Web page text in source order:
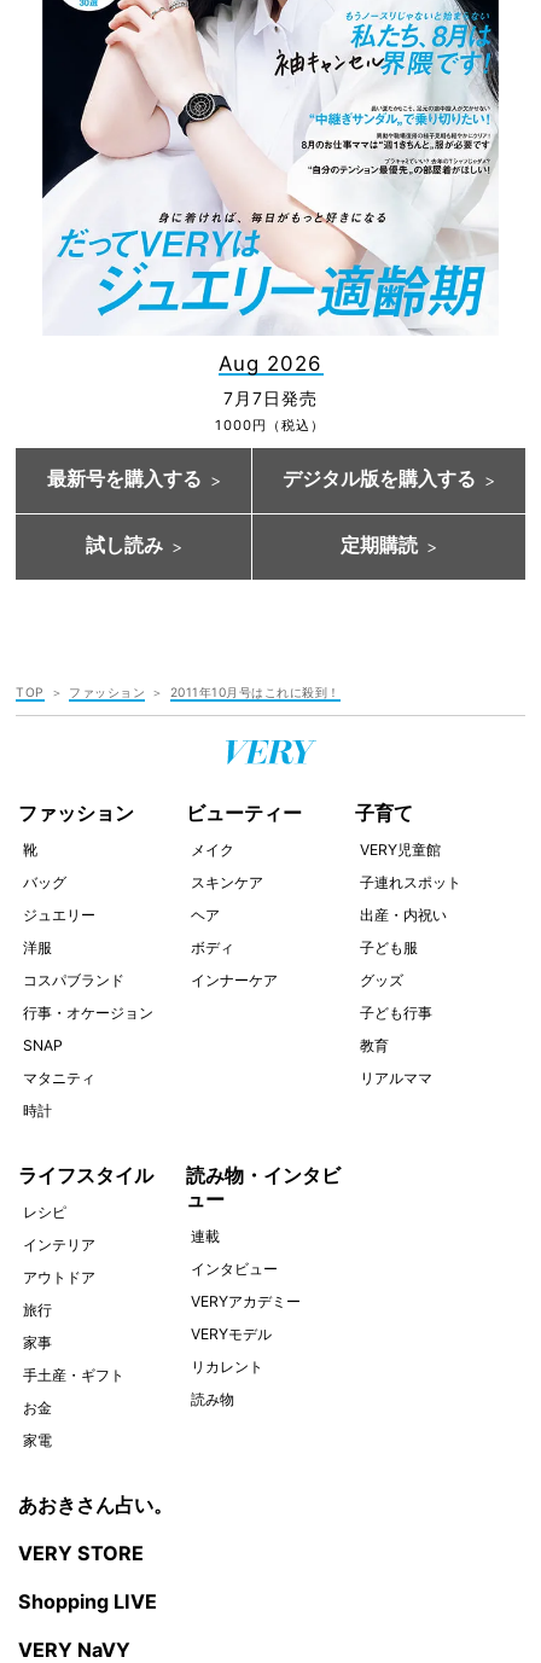
Aug 2026
7月7日発売
1000円（税込）
最新号を購入する デジタル版を購入する
試し読み 定期購読
TOP ファッション 2011年10月号はこれに殺到！
ファッション
靴
バッグ
ジュエリー
洋服
コスパブランド
行事・オケージョン
SNAP
マタニティ
時計
ビューティー
メイク
スキンケア
ヘア
ボディ
インナーケア
子育て
VERY児童館
子連れスポット
出産・内祝い
子ども服
グッズ
子ども行事
教育
リアルママ
ライフスタイル
レシピ
インテリア
アウトドア
旅行
家事
手土産・ギフト
お金
家電
読み物・インタビ
ュー
連載
インタビュー
VERYアカデミー
VERYモデル
リカレント
読み物
あおきさん占い。
VERY STORE
Shopping LIVE
VERY NaVY